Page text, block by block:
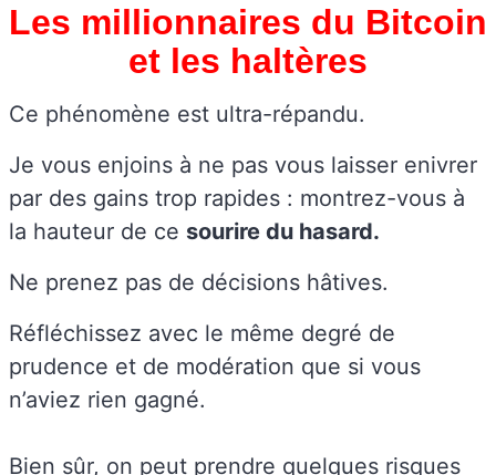
Les millionnaires du Bitcoin
et les haltères
Ce phénomène est ultra-répandu.
Je vous enjoins à ne pas vous laisser enivrer
par des gains trop rapides : montrez-vous à
la hauteur de ce sourire du hasard.
Ne prenez pas de décisions hâtives.
Réfléchissez avec le même degré de
prudence et de modération que si vous
n’aviez rien gagné.
Bien sûr, on peut prendre quelques risques